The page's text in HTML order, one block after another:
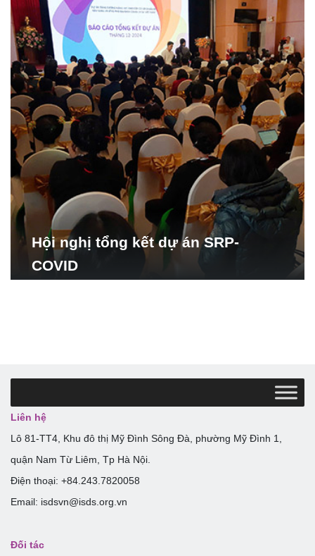
Hội nghị tổng kết dự án SRP-
COVID
Liên hệ
Lô 81-TT4, Khu đô thị Mỹ Đình Sông Đà, phường Mỹ Đình 1,
quận Nam Từ Liêm, Tp Hà Nội.
Điện thoại: +84.243.7820058
Email: isdsvn@isds.org.vn
Đối tác